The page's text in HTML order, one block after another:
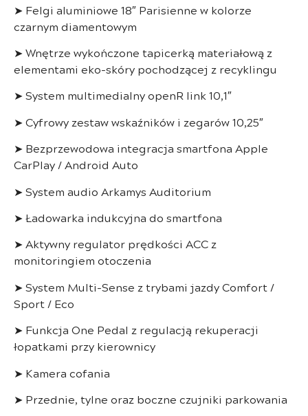
➤ Felgi aluminiowe 18″ Parisienne w kolorze
czarnym diamentowym
➤ Wnętrze wykończone tapicerką materiałową z
elementami eko-skóry pochodzącej z recyklingu
➤ System multimedialny openR link 10,1″
➤ Cyfrowy zestaw wskaźników i zegarów 10,25″
➤ Bezprzewodowa integracja smartfona Apple
CarPlay / Android Auto
➤ System audio Arkamys Auditorium
➤ Ładowarka indukcyjna do smartfona
➤ Aktywny regulator prędkości ACC z
monitoringiem otoczenia
➤ System Multi-Sense z trybami jazdy Comfort /
Sport / Eco
➤ Funkcja One Pedal z regulacją rekuperacji
łopatkami przy kierownicy
➤ Kamera cofania
➤ Przednie, tylne oraz boczne czujniki parkowania